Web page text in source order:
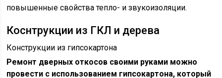
повышенные свойства тепло- и звукоизоляции.
Коснтрукции из ГКЛ и дерева
Конструкции из гипсокартона
Ремонт дверных откосов своими руками можно
провести с использованием гипсокартона, который